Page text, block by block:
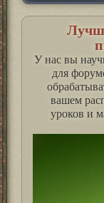
У нас вы
для
вашем
уроков и